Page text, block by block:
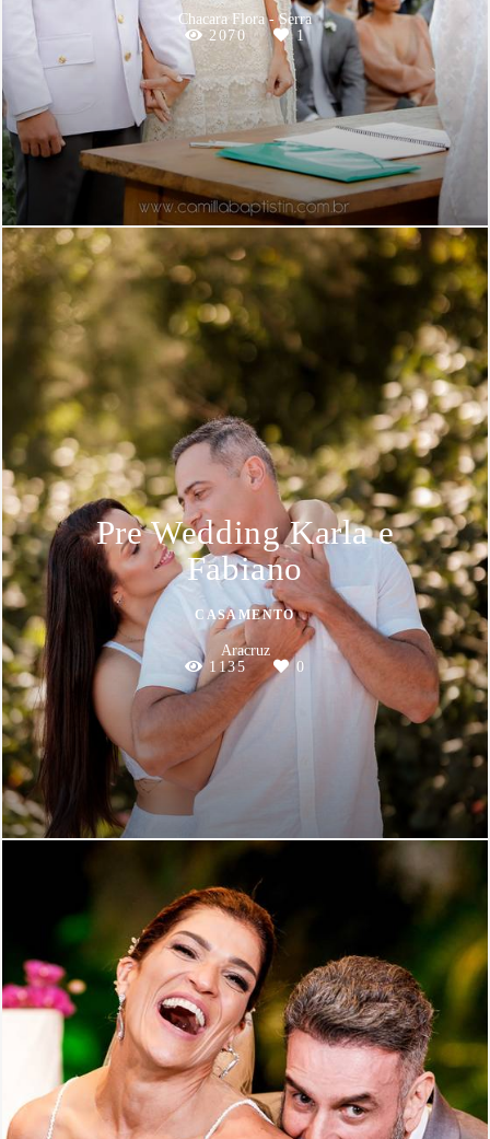
Chacara Flora - Serra
2070
1
Pre Wedding Karla e
Fabiano
CASAMENTO
Aracruz
1135
0